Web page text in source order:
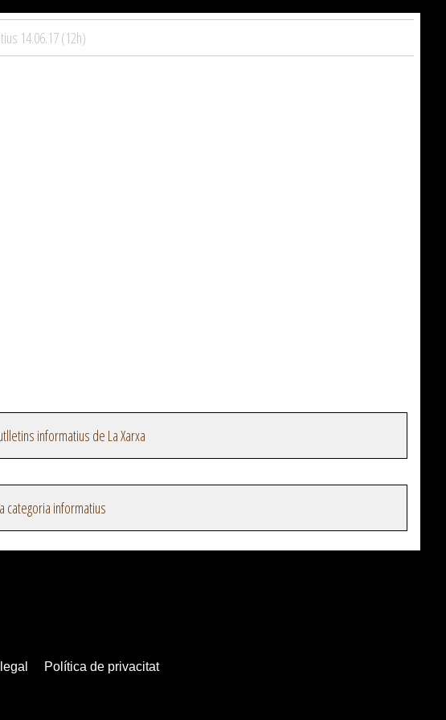
14.06.17 (12h)
informatius de La Xarxa
categoria informatius
Política de privacitat